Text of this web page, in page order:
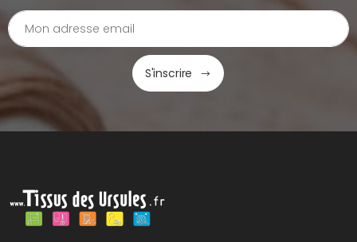
S'inscrire